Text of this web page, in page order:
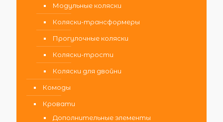
Модульные коляски
Коляски-трансформеры
Прогулочные коляски
Коляски-трости
Коляски для двойни
Комоды
Кровати
Дополнительные элементы